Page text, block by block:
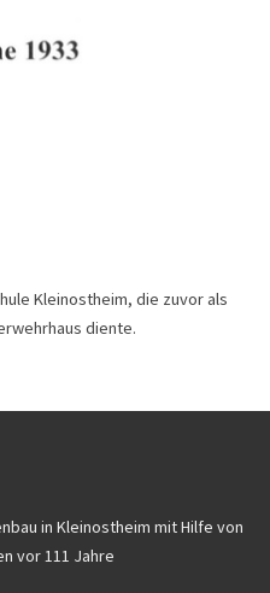
Kleinostheim, die zuvor als
diente.
in Kleinostheim mit Hilfe von
vor 111 Jahre